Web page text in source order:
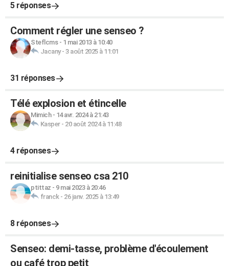
5 réponses
Comment régler une senseo ?
Steflcms- 1 mai 2013 à 10:40
Jacany- 3 août 2025 à 11:01
31 réponses
Télé explosion et étincelle
Mimich- 14 avr. 2024 à 21:43
Kasper- 20 août 2024 à 11:48
4 réponses
reinitialise senseo csa 210
ptittaz - 9 mai 2023 à 20:46
franck- 26 janv. 2025 à 13:49
8 réponses
Senseo: demi-tasse, problème d'écoulement
ou café trop petit